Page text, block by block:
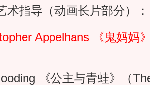
指导（动画长片部分）：
Appelhans 《鬼妈妈
《公主与青蛙》（